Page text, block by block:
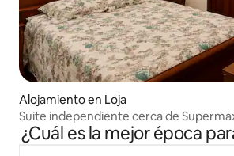
Alojamiento en Loja
Suite independiente cerca de
¿Cuál es la mejor época